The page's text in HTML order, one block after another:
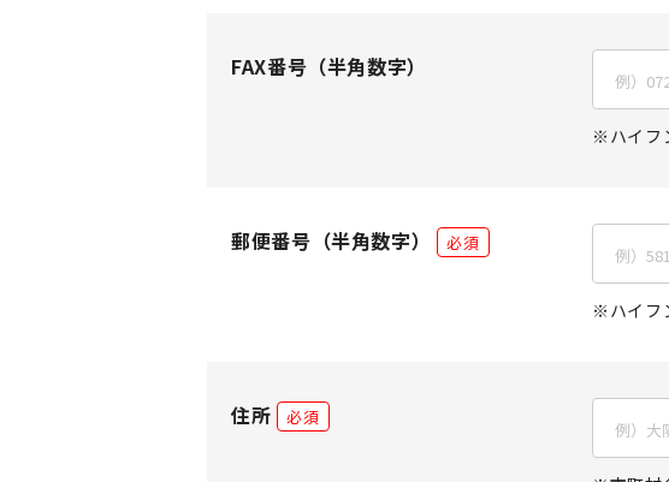
FAX番号 （半角数字）
ハイフ
郵便番号 （半角数字） 必須
ハイフ
住所 必須